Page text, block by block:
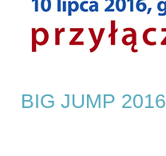
BIG JUMP 2016